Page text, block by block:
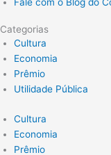
Categorias
Cultura
Economia
Prêmio
Utilidade Pública
Cultura
Economia
Prêmio